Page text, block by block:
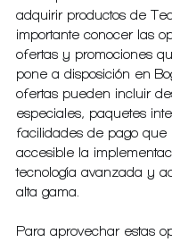
adquirir productos de
importante conocer las
ofertas y promociones
pone a disposición en
ofertas pueden incluir
especiales, paquetes
facilidades de pago que
accesible la
tecnología avanzada y
alta gama.
Para aprovechar estas